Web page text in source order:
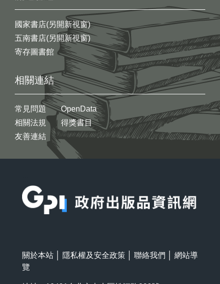
國家書店(另開新視窗)
五南書店(另開新視窗)
寄存圖書館
相關連結
常見問題
相關法規
友善連結
OpenData
得獎書目
關於本站 隱私權及安全政策 聯絡我們
網站導
覽